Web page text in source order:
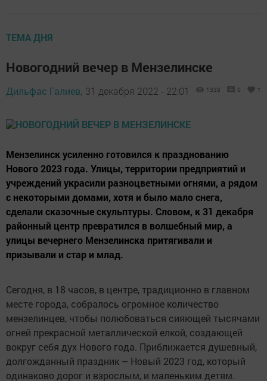
ТЕМА ДНЯ
Новогодний вечер в Мензелинске
Дильфас Галиев, 31 декабря 2022 - 22:01 1338 0 1
Мензелинск усиленно готовился к празднованию
Нового 2023 года. Улицы, территории предприятий и
учреждений украсили разноцветными огнями, а рядом
с некоторыми домами, хотя и было мало снега,
сделали сказочные скульптуры. Словом, к 31 декабря
районный центр превратился в волшебный мир, а
улицы вечернего Мензелинска притягивали и
призывали и стар и млад.
Сегодня, в 18 часов, в центре, традиционно в главном
месте города, собралось огромное количество
мензелинцев, чтобы полюбоваться сияющей тысячами
огней прекрасной металлической елкой, создающей
вокруг себя дух Нового года. Приближается душевный,
долгожданный праздник – Новый 2023 год, который
одинаково дорог и взрослым, и маленьким детям.